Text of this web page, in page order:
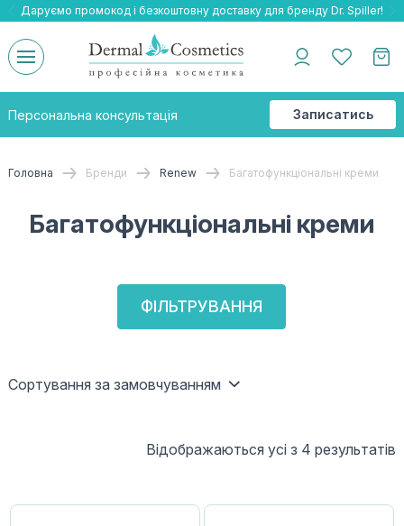
Даруємо безкоштовну доставку та подарнки до бренду Braderm!
-25% на весь бренд HOLY LAND!
Даруємо промокод і безкоштовну доставку для бренду Dr. Spiller!
Персональна консультація
Записатись
на
Головна Бренди Renew Багатофункціональні креми
Багатофункціональні креми
ФІЛЬТРУВАННЯ
Сортування за замовчуванням
Відображаються усі з 4 результатів